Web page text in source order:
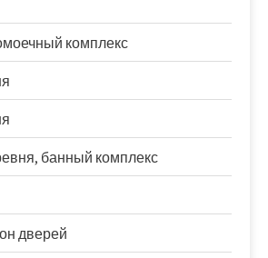
комплекс
банный комплекс
дверей